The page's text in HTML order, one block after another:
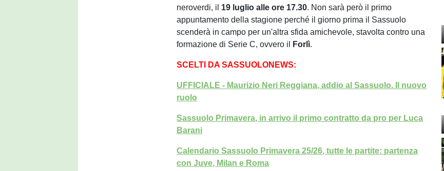
neroverdi, il 19 luglio alle ore 17.30. Non sarà però il primo
appuntamento della stagione perché il giorno prima il Sassuolo
scenderà in campo per un'altra sfida amichevole, stavolta contro una
formazione di Serie C, ovvero il
Forlì.
SCELTI DA SASSUOLONEWS:
UFFICIALE - Maurizio Neri Reggiana, addio al Sassuolo. Il nuovo
ruolo
Sassuolo Primavera, in arrivo il primo contratto da pro per Luca
Barani
Calendario Sassuolo Primavera 25/26, tutte le partite: partenza
con Juve, Milan e Roma